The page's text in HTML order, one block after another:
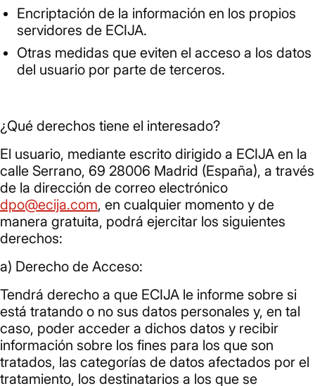
Encriptación de la información en los propios
servidores de ECIJA.
Otras medidas que eviten el acceso a los datos
del usuario por parte de terceros.
¿Qué derechos tiene el interesado?
El usuario, mediante escrito dirigido a ECIJA en la
calle Serrano, 69 28006 Madrid (España), a través
de la dirección de correo electrónico
dpo@ecija.com, en cualquier momento y de
manera gratuita, podrá ejercitar los siguientes
derechos:
a) Derecho de Acceso:
Tendrá derecho a que ECIJA le informe sobre si
está tratando o no sus datos personales y, en tal
caso, poder acceder a dichos datos y recibir
información sobre los fines para los que son
tratados, las categorías de datos afectados por el
tratamiento, los destinatarios a los que se